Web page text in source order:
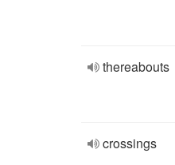
thereabouts
crossings